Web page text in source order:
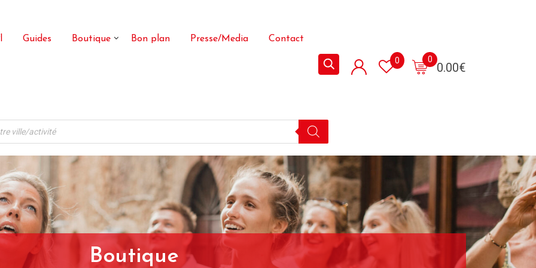
Guides Boutique Bon plan Presse/Media Contact
0.00€
0
0
Boutique